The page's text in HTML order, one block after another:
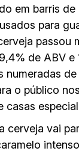
em barris
para
passou
de ABV e
numeradas
o público
casas
cerveja vai